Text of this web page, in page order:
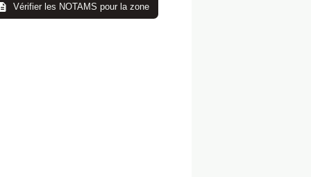
Vérifier les NOTAMS pour la zone